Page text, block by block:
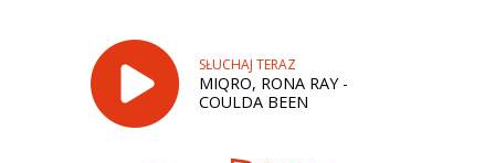
SŁUCHAJ TERAZ
MIQRO, RONA RAY -
COULDA BEEN